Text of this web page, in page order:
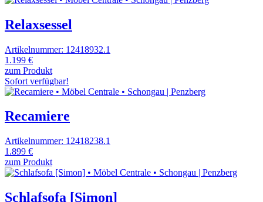
Relaxsessel
Artikelnummer: 12418932.1
1.199 €
zum Produkt
Sofort verfügbar!
Recamiere
Artikelnummer: 12418238.1
1.899 €
zum Produkt
Schlafsofa [Simon]